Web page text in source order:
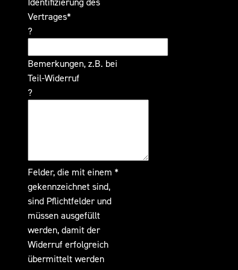
Vertrages*
?
Bemerkungen, z.B. bei
Teil-Widerruf
?
Felder, die mit einem *
gekennzeichnet sind,
sind Pflichtfelder und
müssen ausgefüllt
werden, damit der
Widerruf erfolgreich
übermittelt werden